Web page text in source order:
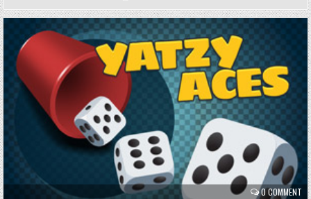
0 COMMENT
Posted